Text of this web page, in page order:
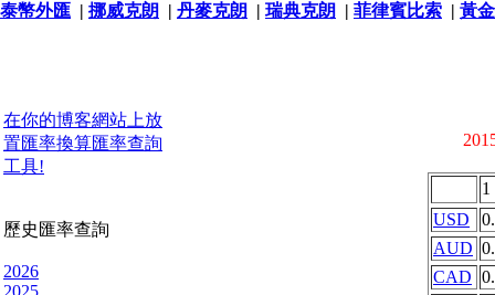
泰幣外匯 | 挪威克朗 | 丹麥克朗 | 瑞典克朗 | 菲律賓比索 | 黃
在你的博客網站上放
置匯率換算匯率查詢
工具!
歷史匯率查詢
2026
1
USD
AUD
CAD